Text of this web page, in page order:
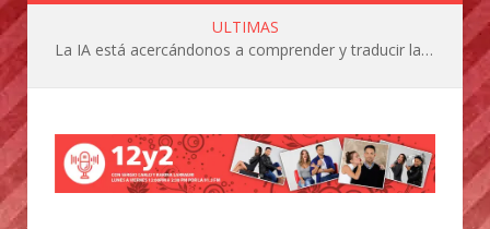
ULTIMAS
La IA está acercándonos a comprender y traducir las vocalizaciones y comportamientos de nuestras mascotas